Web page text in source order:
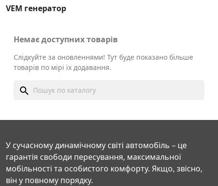
VEM генератор
Немає доступних товарів
Слідкуйте за оновленнями! Тут буде показано більше
товарів по мірі їх додавання.
search
У сучасному динамічному світі автомобіль – це
гарантія свободи пересування, максимальної
мобільності та особистого комфорту. Якщо, звісно,
він у повному порядку.